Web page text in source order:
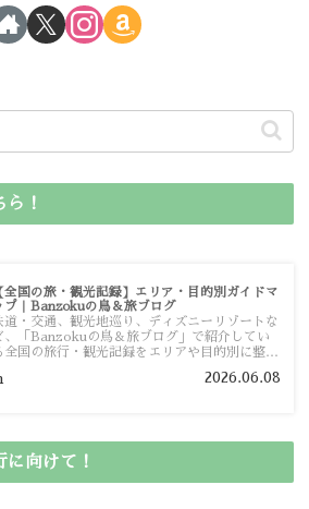
！
全国の旅・観光記録】エリア・目的別ガイドマ
プ｜Banzokuの鳥＆旅ブログ
道・交通、観光地巡り、ディズニーリゾートな
、「Banzokuの鳥＆旅ブログ」で紹介してい
全国の旅行・観光記録をエリアや目的別に整理
イドマップからスムーズに見つけていただけま
2026.06.08
向けて！